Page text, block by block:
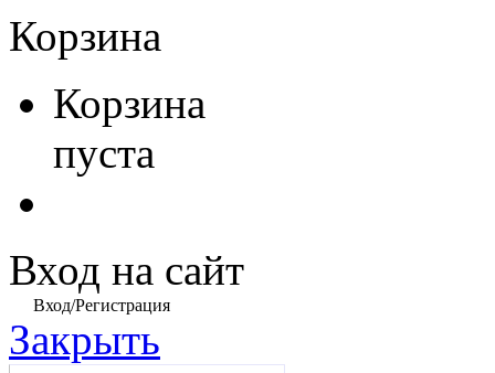
Корзина
Корзина
пуста
Вход на сайт
Вход/Регистрация
Закрыть